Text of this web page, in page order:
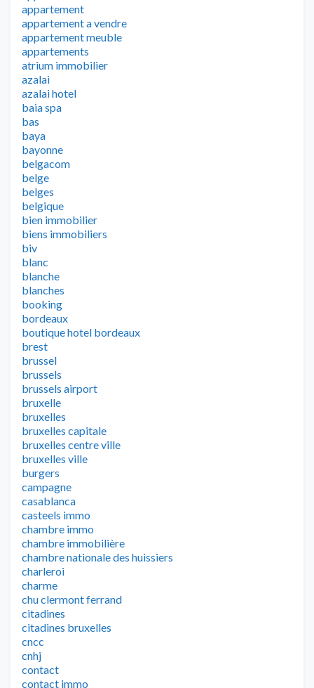
appartement
appartement a vendre
appartement meuble
appartements
atrium immobilier
azalai
azalai hotel
baia spa
bas
baya
bayonne
belgacom
belge
belges
belgique
bien immobilier
biens immobiliers
biv
blanc
blanche
blanches
booking
bordeaux
boutique hotel bordeaux
brest
brussel
brussels
brussels airport
bruxelle
bruxelles
bruxelles capitale
bruxelles centre ville
bruxelles ville
burgers
campagne
casablanca
casteels immo
chambre immo
chambre immobilière
chambre nationale des huissiers
charleroi
charme
chu clermont ferrand
citadines
citadines bruxelles
cncc
cnhj
contact
contact immo